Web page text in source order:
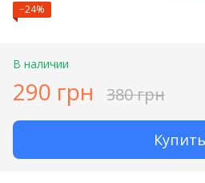
−24%
В наличии
290 грн 380 грн
Купить